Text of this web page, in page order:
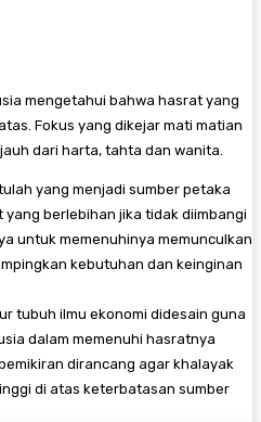
mengetahui bahwa hasrat yang
Fokus yang dikejar mati matian
dari harta, tahta dan wanita.
yang menjadi sumber petaka
berlebihan jika tidak diimbangi
untuk memenuhinya memunculkan
kebutuhan dan keinginan
tubuh ilmu ekonomi didesain guna
dalam memenuhi hasratnya
dirancang agar khalayak
di atas keterbatasan sumber